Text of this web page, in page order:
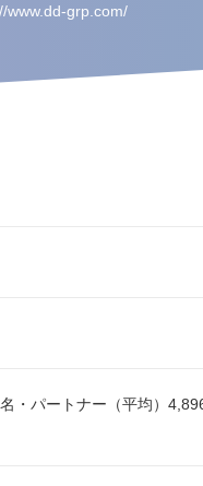
www.dd-grp.com/
・パートナー（平均）